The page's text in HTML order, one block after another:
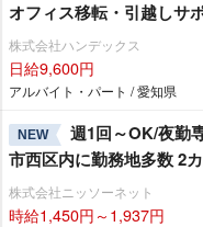
オフィス移転・引越しサ
株式会社ハンデックス
日給9,600円
アルバイト・パート / 愛知県
NEW
週1回～OK/夜勤
市西区内に勤務地多数 2
株式会社ニッソーネット
時給1,450円～1,937円